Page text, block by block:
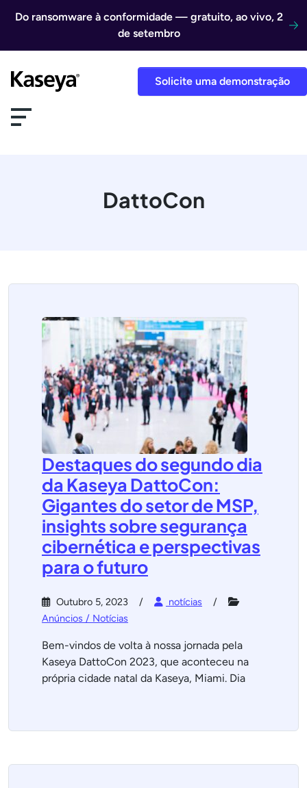
Do ransomware à conformidade — gratuito, ao vivo, 2
de setembro
Solicite uma demonstração
DattoCon
Destaques do segundo dia
da Kaseya DattoCon:
Gigantes do setor de MSP,
insights sobre segurança
cibernética e perspectivas
para o futuro
Outubro 5, 2023
notícias
Anúncios / Notícias
Bem-vindos de volta à nossa jornada pela
Kaseya DattoCon 2023, que aconteceu na
própria cidade natal da Kaseya, Miami. Dia